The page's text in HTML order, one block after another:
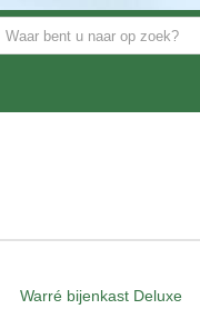
Warré bijenkast Deluxe